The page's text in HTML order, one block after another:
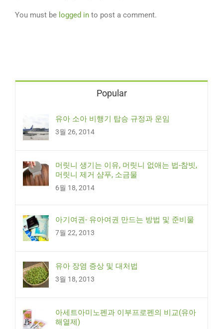
You must be logged in to post a comment.
Popular
유아 소아 비행기 탑승 규정과 운임
3월 26, 2014
머릿니 생기는 이유, 머릿니 없애는 법-참빗,
머릿니 제거 샴푸, 소금물
6월 18, 2014
아기여권- 유아여권 만드는 방법 및 준비물
7월 22, 2013
유아 장염 증상 및 대처법
3월 18, 2013
아세트아미노펜과 이부프로펜의 비교(유아
해열제)